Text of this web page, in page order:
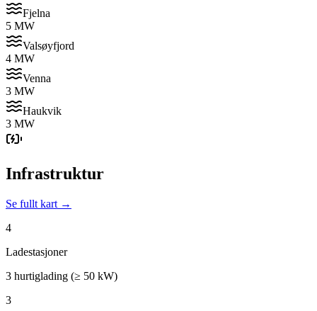
Fjelna
5 MW
Valsøyfjord
4 MW
Venna
3 MW
Haukvik
3 MW
Infrastruktur
Se fullt kart →
4
Ladestasjoner
3 hurtiglading (≥ 50 kW)
3